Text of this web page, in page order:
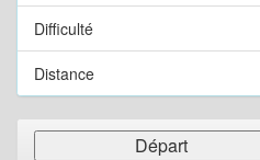
Difficulté
Distance
Départ